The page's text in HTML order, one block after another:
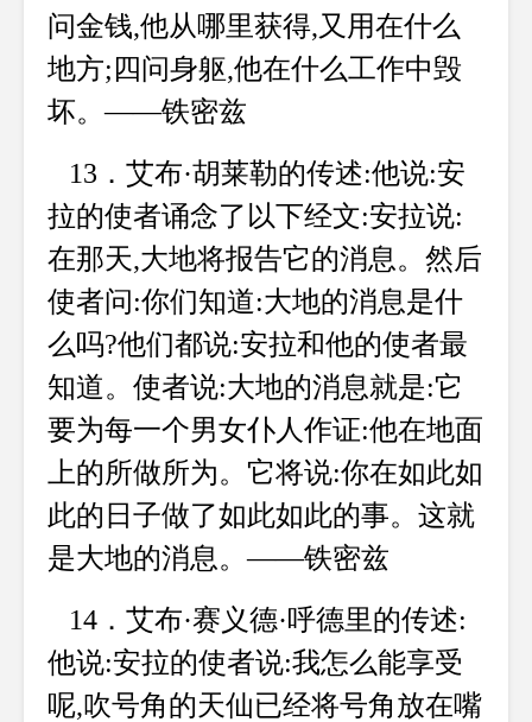
问金钱,他从哪里获得,又用在什么
地方;四问身躯,他在什么工作中毁
坏。——铁密兹
13．艾布·胡莱勒的传述:他说:安
拉的使者诵念了以下经文:安拉说:
在那天,大地将报告它的消息。然后
使者问:你们知道:大地的消息是什
么吗?他们都说:安拉和他的使者最
知道。使者说:大地的消息就是:它
要为每一个男女仆人作证:他在地面
上的所做所为。它将说:你在如此如
此的日子做了如此如此的事。这就
是大地的消息。——铁密兹
14．艾布·赛义德·呼德里的传述:
他说:安拉的使者说:我怎么能享受
呢,吹号角的天仙已经将号角放在嘴